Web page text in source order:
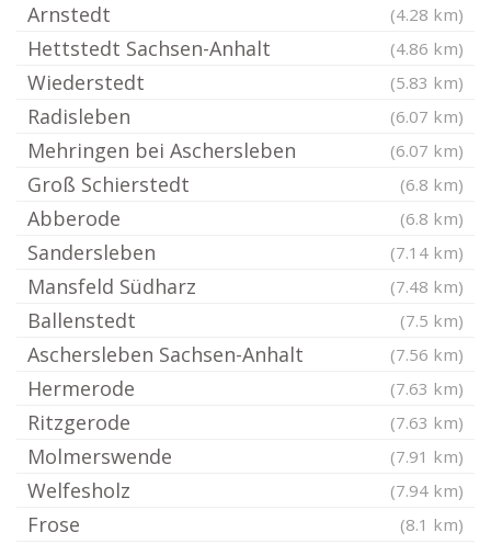
Arnstedt (4.28 km)
Hettstedt Sachsen-Anhalt (4.86 km)
Wiederstedt (5.83 km)
Radisleben (6.07 km)
Mehringen bei Aschersleben (6.07 km)
Groß Schierstedt (6.8 km)
Abberode (6.8 km)
Sandersleben (7.14 km)
Mansfeld Südharz (7.48 km)
Ballenstedt (7.5 km)
Aschersleben Sachsen-Anhalt (7.56 km)
Hermerode (7.63 km)
Ritzgerode (7.63 km)
Molmerswende (7.91 km)
Welfesholz (7.94 km)
Frose (8.1 km)